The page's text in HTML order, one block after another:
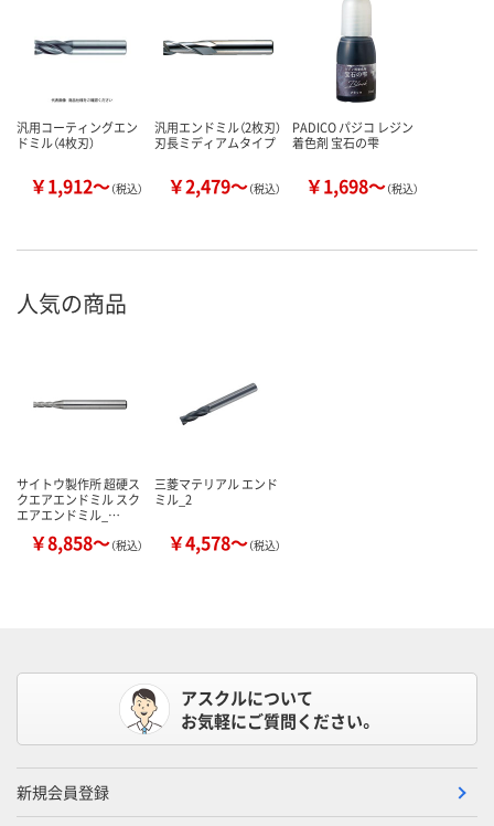
汎用コーティングエン
ドミル（4枚刃）
￥1,912～（税込）
汎用エンドミル（2枚刃）
刃長ミディアムタイプ
￥2,479～（税込）
PADICO パジコ レジン
着色剤 宝石の雫
￥1,698～（税込）
人気の商品
サイトウ製作所 超硬ス
クエアエンドミル スク
エアエンドミル_…
￥8,858～（税込）
三菱マテリアル エンド
ミル_2
￥4,578～（税込）
アスクルについて
お気軽にご質問ください。
新規会員登録